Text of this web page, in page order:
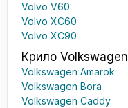
Volvo V60
Volvo XC60
Volvo XC90
Крило Volkswagen
Volkswagen Amarok
Volkswagen Bora
Volkswagen Caddy